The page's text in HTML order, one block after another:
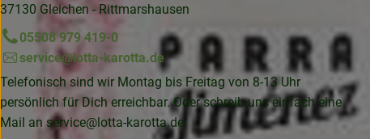
37130 Gleichen - Rittmarshausen
05508 979 419-0
service@lotta-karotta.de
Telefonisch sind wir Montag bis Freitag von 8-13 Uhr
persönlich für Dich erreichbar. Oder schreib uns einfach eine
Mail an service@lotta-karotta.de